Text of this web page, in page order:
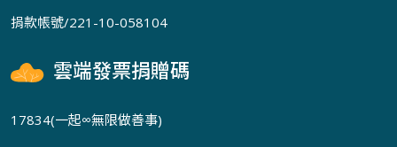
捐款帳號/221-10-058104
雲端發票捐贈碼
17834(一起∞無限做善事)